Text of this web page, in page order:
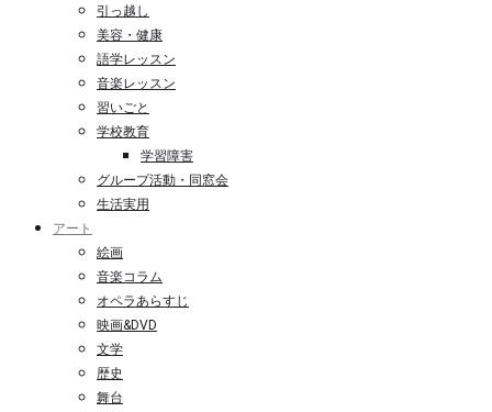
引っ越し
美容・健康
語学レッスン
音楽レッスン
習いごと
学校教育
学習障害
グループ活動・同窓会
生活実用
アート
絵画
音楽コラム
オペラあらすじ
映画&DVD
文学
歴史
舞台